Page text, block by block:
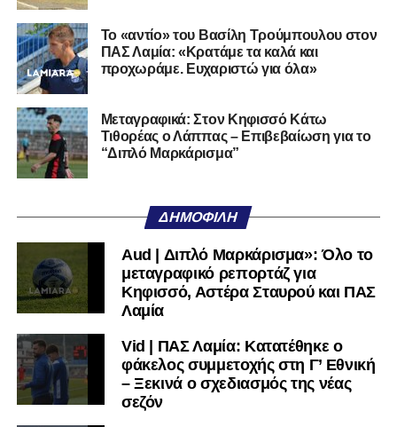
που θα συνεχίσουν στην 3η φάση του θεσμού.
Η διαδικασία της κλήρωσης θα μεταδοθείζωντανά μέσω
του καναλιού Hellenic Football Family της ΕΠΟ στο
YouTube, με καλεσμένο τον προπονητή του Α.Ο.
Τρικάλων,Νίκο Μπαδήμα
Ερασιτεχνών.
Ακολουθήστε το
υπόλοιπο κόσμο. Ακολουθήστε το lamiara.gr στο
Twitterκαι στοInstagram
μαθαίνετε σε χρόνο dt όλα τα νέα.
Το «αντίο» του Βασίλη Τρούμπουλου στον
ΠΑΣ Λαμία: «Κρατάμε τα καλά και
προχωράμε. Ευχαριστώ για όλα»
Μεταγραφικά: Στον Κηφισσό Κάτω
Τιθορέας ο Λάππας – Επιβεβαίωση για το
“Διπλό Μαρκάρισμα”
ΔΗΜΟΦΙΛΉ
Aud | Διπλό Μαρκάρισμα»: Όλο το
μεταγραφικό ρεπορτάζ για
Κηφισσό, Αστέρα Σταυρού και ΠΑΣ
Λαμία
Vid | ΠΑΣ Λαμία: Κατατέθηκε ο
φάκελος συμμετοχής στη Γ’ Εθνική
– Ξεκινά ο σχεδιασμός της νέας
σεζόν